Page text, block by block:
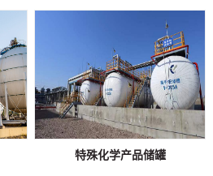
特殊化学产品储罐